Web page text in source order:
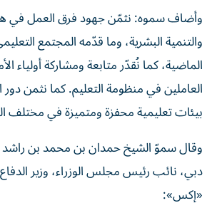
وأضاف سموه: نثمّن جهود فرق العمل في
والتنمية البشرية، وما قدّمه المجتمع
الماضية، كما نُقدّر متابعة ومشاركة أولياء
العاملين في منظومة التعليم. كما نثمن
بيئات تعليمية محفزة ومتميزة في مختلف
وقال سموّ الشيخ حمدان بن محمد بن
دبي، نائب رئيس مجلس الوزراء، وزير
«إكس»: